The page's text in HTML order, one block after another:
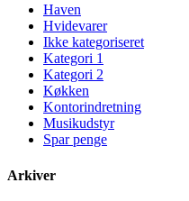
Haven
Hvidevarer
Ikke kategoriseret
Kategori 1
Kategori 2
Køkken
Kontorindretning
Musikudstyr
Spar penge
Arkiver